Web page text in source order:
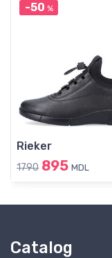
-50 %
Rieker
1790 895 MDL
Catalog